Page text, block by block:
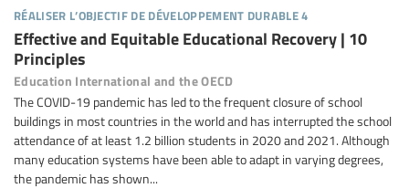
réaliser l’objectif de développement durable 4
Effective and Equitable Educational Recovery | 10
Principles
Education International and the OECD
The COVID-19 pandemic has led to the frequent closure of school
buildings in most countries in the world and has interrupted the school
attendance of at least 1.2 billion students in 2020 and 2021. Although
many education systems have been able to adapt in varying degrees,
the pandemic has shown...